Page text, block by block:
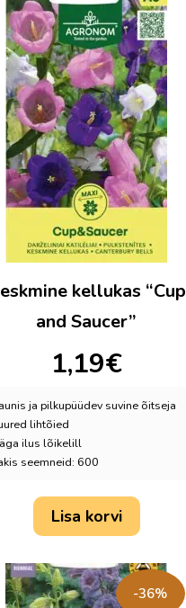
kellukas “Cup
and Saucer”
1,19€
ja pilkupüüdev suvine õitseja
lihtõied
ilus lõikelill
seemneid: 600
Lisa korvi
-36%